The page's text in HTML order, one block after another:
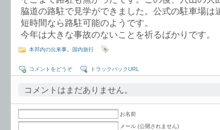
脇道の路駐で見学ができました。公式の駐車場は
短時間なら路駐可能のようです。
今年は大きな事故のないことを祈るばかりです。
本邦内の出来事。国内旅行
コメントをどうぞ トラックバックURL
コメントはまだありません。
お名前
メール (公開されません)